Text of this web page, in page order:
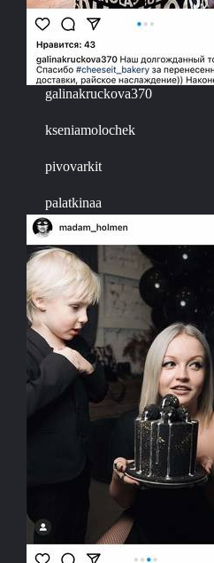
galinakruckova370
kseniamolochek
pivovarkit
palatkinaa